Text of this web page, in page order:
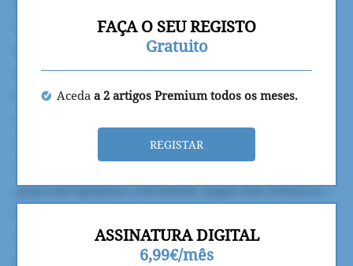
FAÇA O SEU REGISTO
Gratuito
Aceda a 2 artigos Premium todos os meses.
REGISTAR
ASSINATURA DIGITAL
6,99€/mês